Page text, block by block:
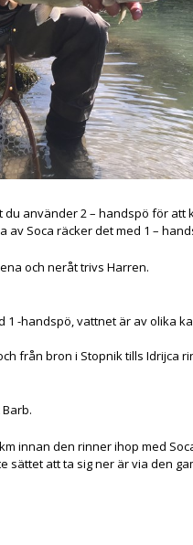
använder 2 – handspö för
Soca räcker det med 1 –
och neråt trivs Harren.
-handspö, vattnet är av olika
från bron i Stopnik tills Idrijca
innan den rinner ihop med
sättet att ta sig ner är via den